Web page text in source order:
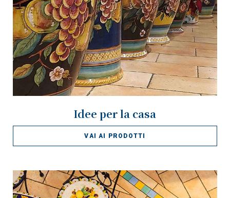
Idee per la casa
VAI AI PRODOTTI